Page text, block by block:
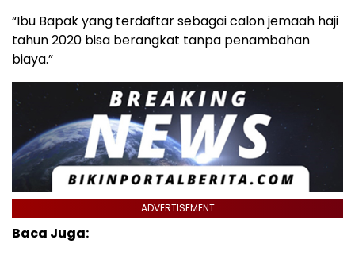
“Ibu Bapak yang terdaftar sebagai calon jemaah haji
tahun 2020 bisa berangkat tanpa penambahan
biaya.”
ADVERTISEMENT
Baca Juga: